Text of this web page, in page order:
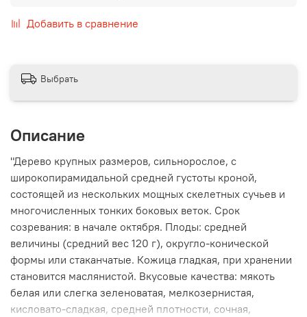
Добавить в сравнение
Выбрать
Описание
"Дерево крупных размеров, сильнорослое, с
широкопирамидальной средней густоты кроной,
состоящей из нескольких мощных скелетных сучьев и
многочисленных тонких боковых веток. Срок
созревания: в начале октября. Плоды: средней
величины (средний вес 120 г), округло-конической
формы или стаканчатые. Кожица гладкая, при хранении
становится маслянистой. Вкусовые качества: мякоть
белая или слегка зеленоватая, мелкозернистая,
кисловато-сладкая, средней плотности, сочная,